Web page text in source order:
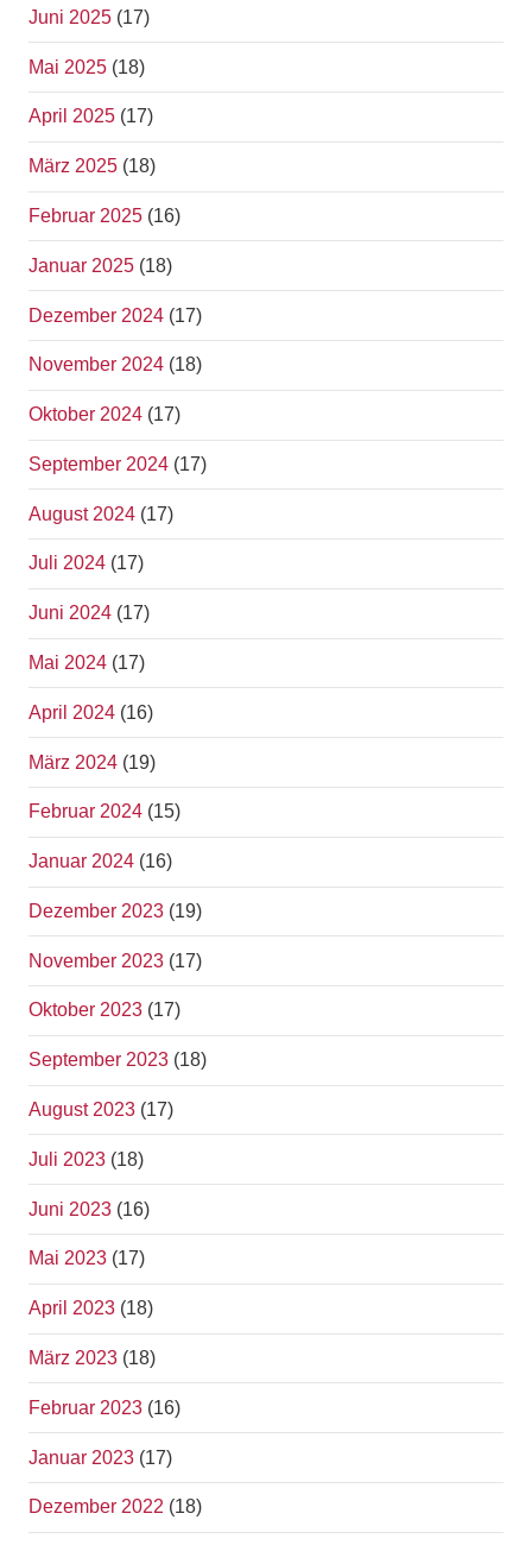
Juni 2025 (17)
Mai 2025 (18)
April 2025 (17)
März 2025 (18)
Februar 2025 (16)
Januar 2025 (18)
Dezember 2024 (17)
November 2024 (18)
Oktober 2024 (17)
September 2024 (17)
August 2024 (17)
Juli 2024 (17)
Juni 2024 (17)
Mai 2024 (17)
April 2024 (16)
März 2024 (19)
Februar 2024 (15)
Januar 2024 (16)
Dezember 2023 (19)
November 2023 (17)
Oktober 2023 (17)
September 2023 (18)
August 2023 (17)
Juli 2023 (18)
Juni 2023 (16)
Mai 2023 (17)
April 2023 (18)
März 2023 (18)
Februar 2023 (16)
Januar 2023 (17)
Dezember 2022 (18)